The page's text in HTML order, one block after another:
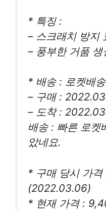
* 특징 :
– 스크래치 방지
– 풍부한 거품 생
* 배송 : 로켓배송
– 구매 :
– 도착 :
배송 : 빠른 로켓
았네요.
* 구매 당시 가
(2022.03.06)
* 현재 가격 :